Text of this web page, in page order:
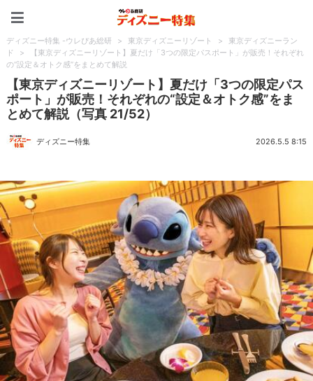
ディズニー特集 -ウレぴあ総研 > 東京ディズニーリゾート >
東京ディズニーラン
ド
>
【東京ディズニーリゾート】夏だけ「3つの限定パスポート」が販売！それぞれ
の“設定＆オトク感”をまとめて解説
【東京ディズニーリゾート】夏だけ「3つの限定パス
ポート」が販売！それぞれの“設定＆オトク感”をま
とめて解説（写真 21/52）
ディズニー特集 2026.5.5 8:15